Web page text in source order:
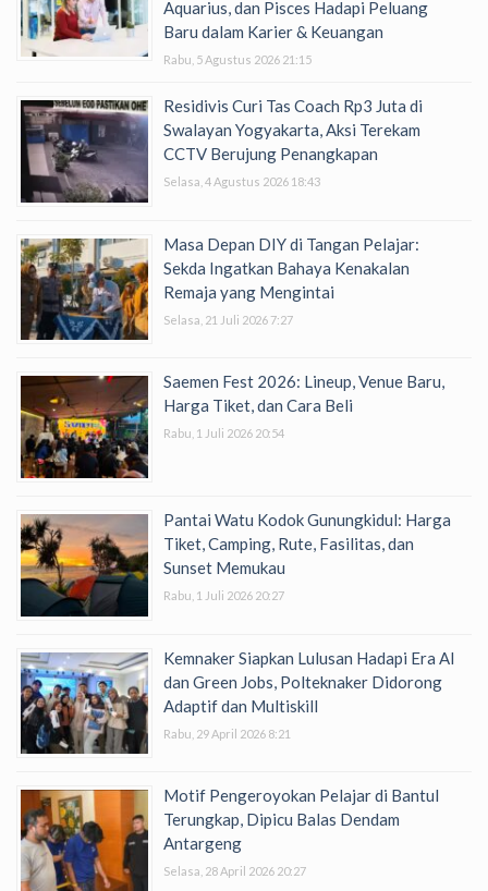
Aquarius, dan Pisces Hadapi Peluang
Baru dalam Karier & Keuangan
Rabu, 5 Agustus 2026 21:15
Residivis Curi Tas Coach Rp3 Juta di
Swalayan Yogyakarta, Aksi Terekam
CCTV Berujung Penangkapan
Selasa, 4 Agustus 2026 18:43
Masa Depan DIY di Tangan Pelajar:
Sekda Ingatkan Bahaya Kenakalan
Remaja yang Mengintai
Selasa, 21 Juli 2026 7:27
Saemen Fest 2026: Lineup, Venue Baru,
Harga Tiket, dan Cara Beli
Rabu, 1 Juli 2026 20:54
Pantai Watu Kodok Gunungkidul: Harga
Tiket, Camping, Rute, Fasilitas, dan
Sunset Memukau
Rabu, 1 Juli 2026 20:27
Kemnaker Siapkan Lulusan Hadapi Era AI
dan Green Jobs, Polteknaker Didorong
Adaptif dan Multiskill
Rabu, 29 April 2026 8:21
Motif Pengeroyokan Pelajar di Bantul
Terungkap, Dipicu Balas Dendam
Antargeng
Selasa, 28 April 2026 20:27